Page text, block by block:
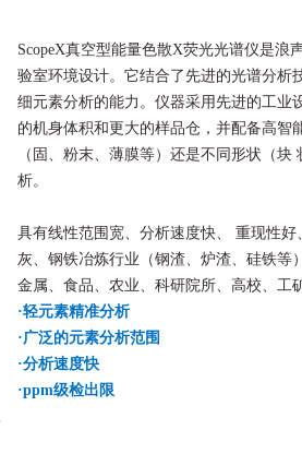
ScopeX真空型能量色散X荧光光谱仪是
验室环境设计。它结合了先进的光谱分析
细元素分析的能力。仪器采用先进的工业
的机身体积和更大的样品仓，并配备高智
（固、粉末、薄膜等）还是不同形状（
析。
具有线性范围宽、分析速度快、 重现性
灰、钢铁冶炼行业（钢渣、炉渣、硅铁等
金属、食品、农业、科研院所、高校、工
·轻元素精准分析
·广泛的元素分析范围
·分析速度快
·ppm级检出限